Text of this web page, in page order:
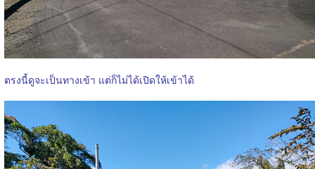
ตรงนี้ดูจะเป็นทางเข้า แต่ก็ไม่ได้เปิดให้เข้าได้